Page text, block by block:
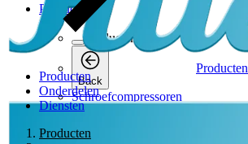
Producten
Onderdelen
Diensten
Producten
Producten
Producten
Back
Producten
Schroefcompressoren